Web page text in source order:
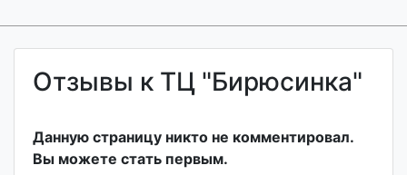
Отзывы к ТЦ "Бирюсинка"
Данную страницу никто не комментировал.
Вы можете стать первым.